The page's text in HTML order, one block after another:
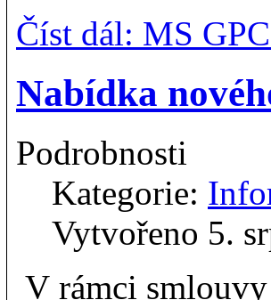
Číst dál: MS
Nabídka
Podrobnosti
Kategorie:
Vytvořeno 5.
V rámci